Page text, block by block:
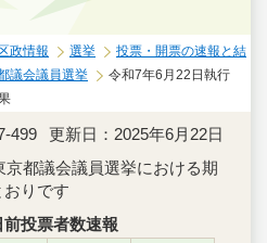
区政情報 選挙
投票・開票の速報と結
議会議員選挙
令和7年6月22日執行
499
更新日：2025年6月22日
都議会議員選挙における期
りです
投票者数速報